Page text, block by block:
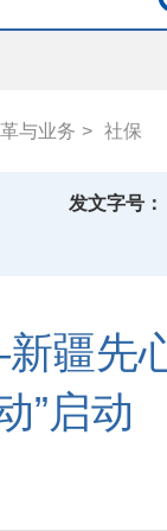
与业务 > 社保
发文字号：
疆先
”启动